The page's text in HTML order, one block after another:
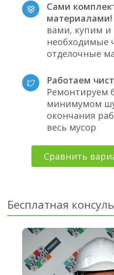
Сами
материалами!
вами, купим и
необходимые
отделочные
Работаем
Ремонтируем
минимумом
окончания
весь мусор
Сравнить
Бесплатная